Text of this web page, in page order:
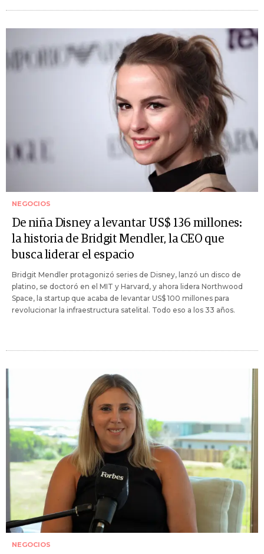
NEGOCIOS
De niña Disney a levantar US$ 136 millones:
la historia de Bridgit Mendler, la CEO que
busca liderar el espacio
Bridgit Mendler protagonizó series de Disney, lanzó un disco de
platino, se doctoró en el MIT y Harvard, y ahora lidera Northwood
Space, la startup que acaba de levantar US$ 100 millones para
revolucionar la infraestructura satelital. Todo eso a los 33 años.
NEGOCIOS